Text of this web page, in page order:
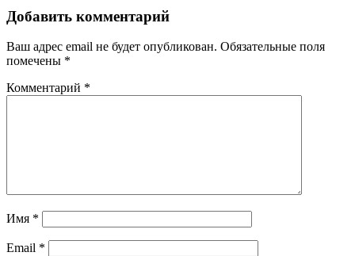
Добавить комментарий
Ваш адрес email не будет опубликован. Обязательные поля
помечены *
Комментарий *
Имя *
Email *